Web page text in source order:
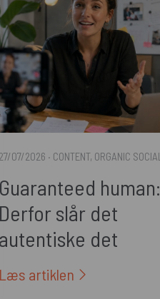
07/2026 · CONTENT, ORGANIC SOCIAL
human:
slår det
det
i 2026
artiklen